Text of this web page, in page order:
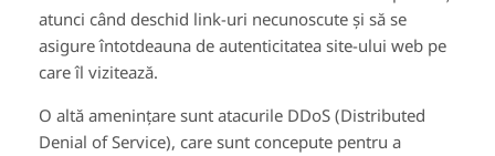
atunci când deschid link-uri necunoscute și să se
asigure întotdeauna de autenticitatea site-ului web pe
care îl vizitează.
O altă amenințare sunt atacurile DDoS (Distributed
Denial of Service), care sunt concepute pentru a